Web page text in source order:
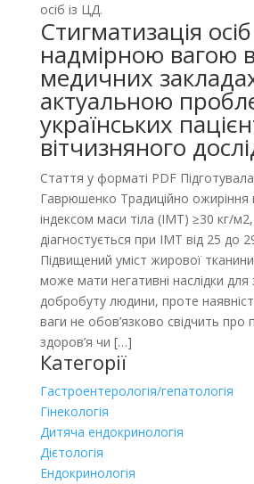
осіб із ЦД.
Стигматизація осіб
надмірною вагою
медичних
актуальною
українських
вітчизняного
Стаття у форматі PDF
Гаврюшенко Традиційно ожиріння
індексом маси тіла (ІМТ) ≥30 кг/
діагностується при ІМТ від 25 до
Підвищений уміст жирової тканини
може мати негативні наслідки для
добробуту людини, проте
ваги не обов’язково свідчить про
здоров’я чи […]
Категорії
Гастроентерологія/гепатологія
Гінекологія
Дитяча ендокринологія
Дієтологія
Ендокринологія